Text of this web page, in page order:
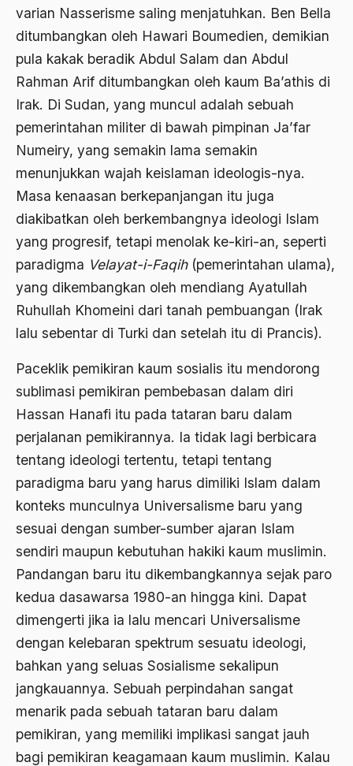
varian Nasserisme saling menjatuhkan. Ben Bella
ditumbangkan oleh Hawari Boumedien, demikian
pula kakak beradik Abdul Salam dan Abdul
Rahman Arif ditumbangkan oleh kaum Ba’athis di
Irak. Di Sudan, yang muncul adalah sebuah
pemerintahan militer di bawah pimpinan Ja’far
Numeiry, yang semakin lama semakin
menunjukkan wajah keislaman ideologis-nya.
Masa kenaasan berkepanjangan itu juga
diakibatkan oleh berkembangnya ideologi Islam
yang progresif, tetapi menolak ke-kiri-an, seperti
paradigma Velayat-i-Faqih(pemerintahan ulama),
yang dikembangkan oleh mendiang Ayatullah
Ruhullah Khomeini dari tanah pembuangan (Irak
lalu sebentar di Turki dan setelah itu di Prancis).
Paceklik pemikiran kaum sosialis itu mendorong
sublimasi pemikiran pembebasan dalam diri
Hassan Hanafi itu pada tataran baru dalam
perjalanan pemikirannya. Ia tidak lagi berbicara
tentang ideologi tertentu, tetapi tentang
paradigma baru yang harus dimiliki Islam dalam
konteks munculnya Universalisme baru yang
sesuai dengan sumber-sumber ajaran Islam
sendiri maupun kebutuhan hakiki kaum muslimin.
Pandangan baru itu dikembangkannya sejak paro
kedua dasawarsa 1980-an hingga kini. Dapat
dimengerti jika ia lalu mencari Universalisme
dengan kelebaran spektrum sesuatu ideologi,
bahkan yang seluas Sosialisme sekalipun
jangkauannya. Sebuah perpindahan sangat
menarik pada sebuah tataran baru dalam
pemikiran, yang memiliki implikasi sangat jauh
bagi pemikiran keagamaan kaum muslimin. Kalau
arab
arabisasi
Ard
area studies
Ariel Saron
Ariel Sharon
Ario Wowor
Aristoteles
Arogansi Birokrasi
Arrigo Sacchi
Arswendo
Arswendo Atmowiloto
Arti Kepemimpinan
artikel gus dur
Asas Islam
Asas Keagamaan
asas kebangsaan
Asas Organisasi Islam
Asas Pancasila
Asas Permusyawaratan